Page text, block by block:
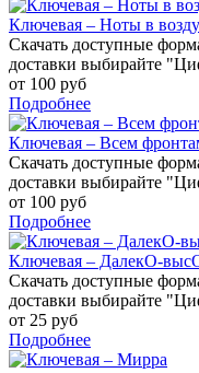
Ключевая – Ноты в
Скачать доступные
доставки выбирайте
от 100 руб
Подробнее
Ключевая – Всем
Скачать доступные
доставки выбирайте
от 100 руб
Подробнее
Ключевая – ДалекО-
Скачать доступные
доставки выбирайте
от 25 руб
Подробнее